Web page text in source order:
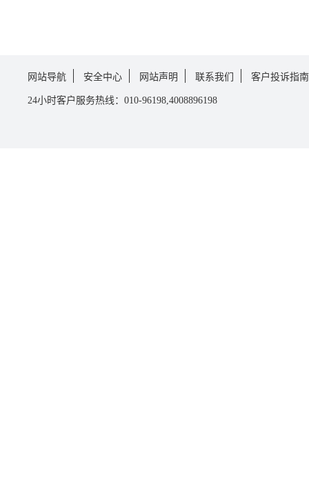
网站导航 安全中心 网站声明 联系我们 客户投诉指南
24小时客户服务热线：010-96198,4008896198